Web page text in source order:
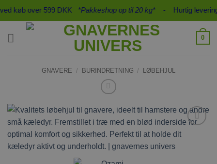
Fortsæt
køb over 599 DKK*Pakkeshop op til 20 kg*- Hurtig levering
0
GNAVERE / BURINDRETNING / LØBEHJUL
Tilføj til
ønskeliste